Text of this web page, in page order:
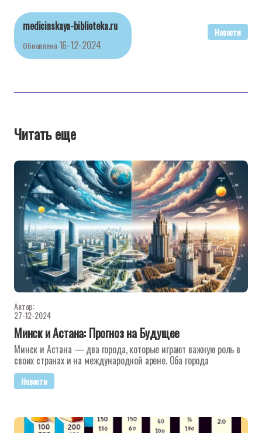
medicinskaya-biblioteka.ru
Обновлено16-12-2024
Новости
Читать еще
Автор:
27-12-2024
Минск и Астана: Прогноз на Будущее
Минск и Астана — два города, которые играют важную роль в
своих странах и на международной арене. Оба города
Новости